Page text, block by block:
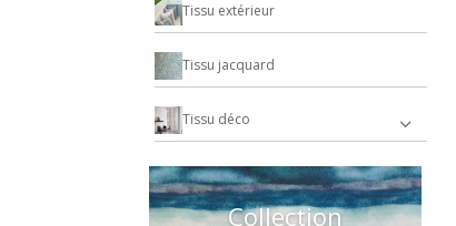
Tissu extérieur
Tissu jacquard
Tissu déco
Collection